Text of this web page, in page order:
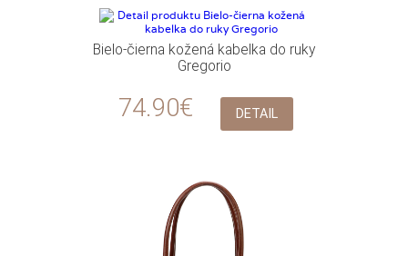
Bielo-čierna kožená kabelka do ruky
Gregorio
74.90€ DETAIL